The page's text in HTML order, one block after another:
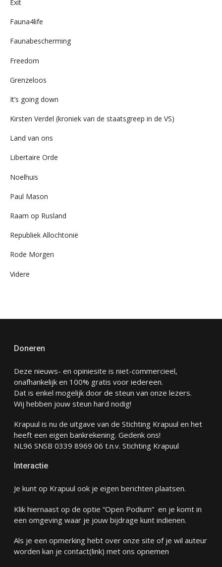
Exit
Fauna4life
Faunabescherming
Freedom
Grenzeloos
It’s going down
Kirsten Verdel (kroniek van de staatsgreep in de VS)
Land van ons
Libertaire Orde
Noelhuis
Paul Mason
Raam op Rusland
Republiek Allochtonië
Rode Morgen
Videre
Doneren
Deze nieuws- en opiniesite is niet-commercieel,
onafhankelijk en 100% gratis voor iedereen.
Dat is enkel mogelijk door de steun van onze lezers.
Wij hebben jouw steun hard nodig!
Krapuul is nu de uitgave van de Stichting Krapuul en het
heeft een eigen bankrekening. Gedenk ons!
NL96 SNSB 0339 8969 06 t.n.v. Stichting Krapuul
Interactie
Je kunt op Krapuul ook je eigen berichten plaatsen.
Klik hiernaast op de optie “Open Podium” en je komt in
een omgeving waar je jouw bijdrage kunt indienen.
Als je een opmerking hebt over onze site of je wil auteur
worden kan je contact(link) met ons opnemen